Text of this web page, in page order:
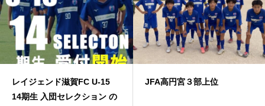
レイジェンド滋賀FC U-15
14期生 入団セレクション の
JFA高円宮３部上位